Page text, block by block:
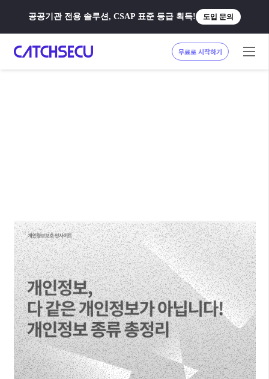
공공기관 전용 솔루션, CSAP 표준 등급 획득! 도입 문의
무료로 시작하기